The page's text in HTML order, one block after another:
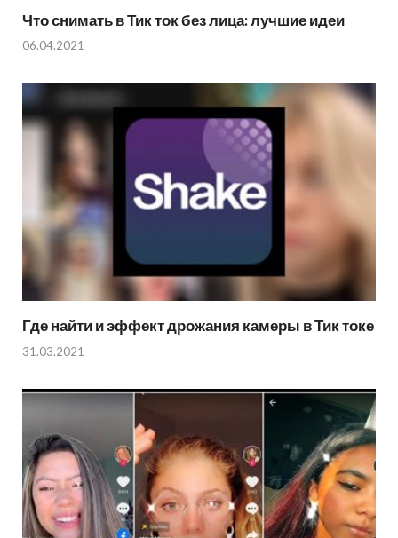
Что снимать в Тик ток без лица: лучшие идеи
06.04.2021
Где найти и эффект дрожания камеры в Тик токе
31.03.2021